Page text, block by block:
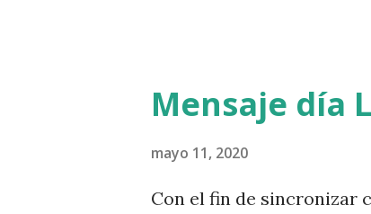
Mensaje día
mayo 11, 2020
Con el fin de sincronizar